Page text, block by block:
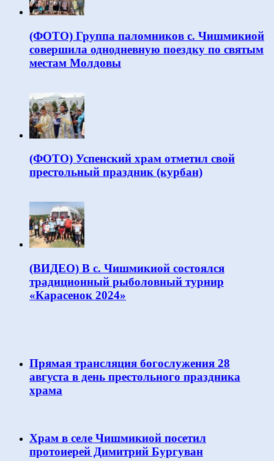
(ФОТО) Группа паломников с. Чишмикиой
совершила однодневную поездку по святым
местам Молдовы
(ФОТО) Успенский храм отметил свой
престольный праздник (курбан)
(ВИДЕО) В с. Чишмикиой состоялся
традиционный рыболовный турнир
«Карасенок 2024»
Прямая трансляция богослужения 28
августа в день престольного праздника
храма
Храм в селе Чишмикиой посетил
протоиерей Димитрий Бургуван